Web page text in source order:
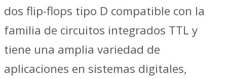
dos flip-flops tipo D compatible con la
familia de circuitos integrados TTL y
tiene una amplia variedad de
aplicaciones en sistemas digitales,